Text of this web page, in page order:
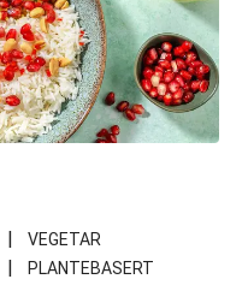
| VEGETAR
| PLANTEBASERT